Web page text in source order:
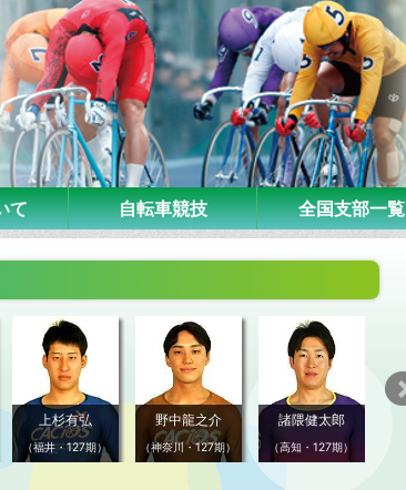
て 自転車競技 全国支部一覧
上杉有弘
（福井・127期）
野中龍之介
（神奈川・127期）
諸隈健太郎
（高知・127期）